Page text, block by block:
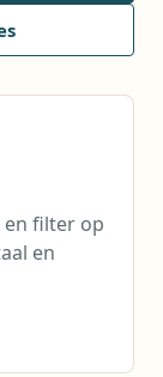
en filter op
en